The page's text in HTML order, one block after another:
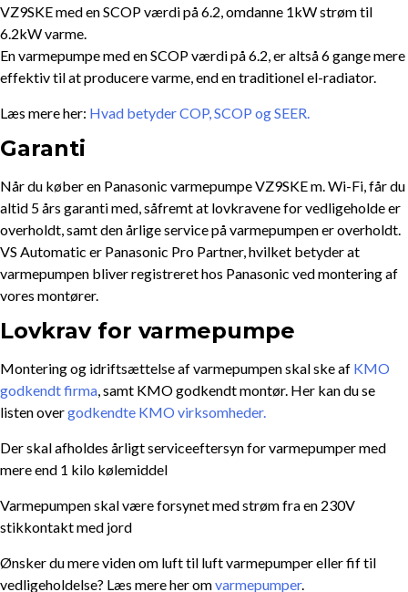
VZ9SKE med en SCOP værdi på 6.2, omdanne 1kW strøm til
6.2kW varme.
En varmepumpe med en SCOP værdi på 6.2, er altså 6 gange mere
effektiv til at producere varme, end en traditionel el-radiator.
Læs mere her: Hvad betyder COP, SCOP og SEER.
Garanti
Når du køber en Panasonic varmepumpe VZ9SKE m. Wi-Fi, får du
altid 5 års garanti med, såfremt at lovkravene for vedligeholde er
overholdt, samt den årlige service på varmepumpen er overholdt.
VS Automatic er Panasonic Pro Partner, hvilket betyder at
varmepumpen bliver registreret hos Panasonic ved montering af
vores montører.
Lovkrav for varmepumpe
Montering og idriftsættelse af varmepumpen skal ske af KMO
godkendt firma , samt KMO godkendt montør. Her kan du se
listen overgodkendte KMO virksomheder.
Der skal afholdes årligt serviceeftersyn for varmepumper med
mere end 1 kilo kølemiddel
Varmepumpen skal være forsynet med strøm fra en 230V
stikkontakt med jord
Ønsker du mere viden om luft til luft varmepumper eller fif til
vedligeholdelse? Læs mere her omvarmepumper.